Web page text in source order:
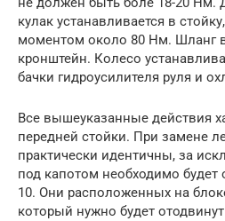
кулак устанавливается в
моментом около 80 Нм. Шланг
кронштейн. Колесо
бачки гидроусилителя руля и
Все вышеуказанные действия
передней стойки. При замене
практически идентичны, за
под капотом необходимо будет
10. Они расположенных на
который нужно будет